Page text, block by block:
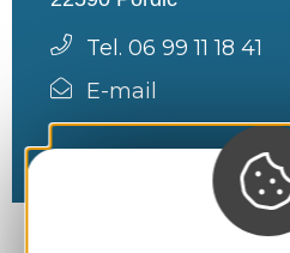
Tel. 06 99 11 18 41
E-mail